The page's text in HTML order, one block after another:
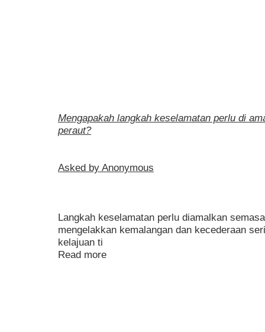
Mengapakah langkah keselamatan perlu di
peraut?
Asked by Anonymous
Langkah keselamatan perlu diamalkan
mengelakkan kemalangan dan kecederaan
kelajuan ti
Read more